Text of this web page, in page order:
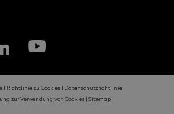
Richtlinie zu Cookies
Datenschutzrichtlinie
zur Verwendung von Cookies Sitemap